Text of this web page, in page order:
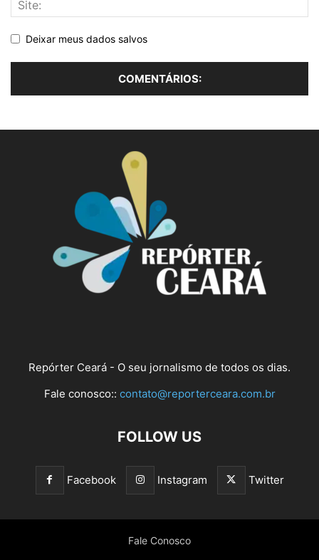
Deixar meus dados salvos
Repórter Ceará - O seu jornalismo de todos os dias.
Fale conosco:: contato@reporterceara.com.br
FOLLOW US
Facebook Instagram Twitter
Fale Conosco